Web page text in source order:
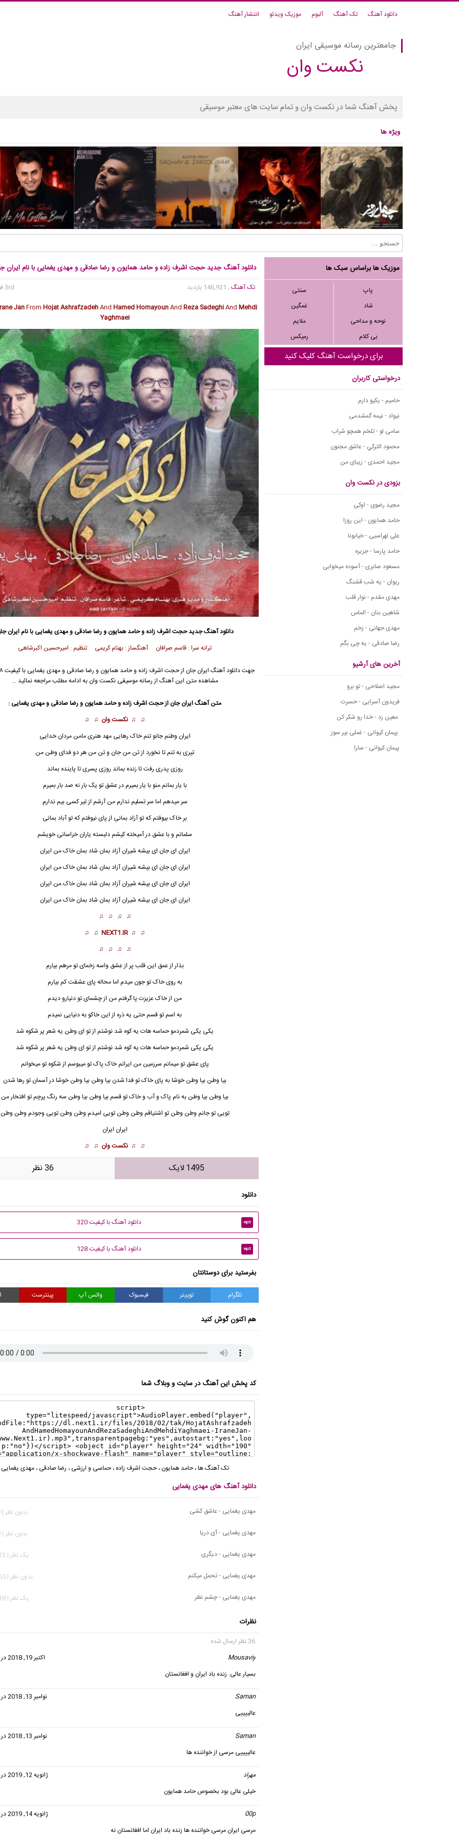
دانلود آهنگ تک آهنگ آلبوم موزیک ویدئو انتشار آهنگ
جامعترین رسانه موسیقی ایران
نکست وان
پخش آهنگ شما در نکست وان و تمام سایت های معتبر موسیقی
ویژه ها
موزیک ها براساس سبک ها
پاپ
سنتی
شاد
غمگین
نوحه و مداحی
ملایم
بی کلام
رمیکس
برای درخواست آهنگ کلیک کنید
درخواستی کاربران
حامیم - یکیو دارم
نیواد - نیمه گمشدمی
سامی لو - تلخم همچو شراب
محمود التركي - عاشق مجنون
مجید احمدی - زیبای من
بزودی در نکست وان
مجید رضوی - اوکی
حامد همایون - این روزا
علی لهراسبی - خیابونا
حامد پارسا - جزیره
مسعود صابری - آسوده میخوابی
ریوان - یه شب قشنگ
مهدی مقدم - نوار قلب
شاهین بنان - الماس
مهدی جهانی - زخم
رضا صادقی - یه چی بگم
آخرین های آرشیو
مجید اصلاحی - تو برو
فریدون آسرایی - حسرت
معین زد - خدا رو شکر کن
پیمان کیوانی - غملی بیر سوز
پیمان کیوانی - سارا
دانلود آهنگ جدید حجت اشرف زاده و حامد همایون و رضا صادقی و مهدی یغمایی با نام ایران
تک آهنگ, 146,921 بازدید
3rd فوریه 2018
JanFromHojat AshrafzadehAndHamed HomayounAndReza SadeghiAndMehdi
Yaghmaei
دانلود آهنگ جدیدحجت اشرف زاده وحامد همایون و رضا صادقی و مهدی یغمایی با نام ایران
ترانه سرا : قاسم صرافان آهنگساز : بهنام کریمی تنظیم : امیرحسین اکبرشاهی
جهت دانلود آهنگ ایران جان ازحجت اشرف زاده وحامد همایون و رضا صادقی ومهدی یغمایی
مشاهده متن این آهنگ از رسانه موسیقی نکست وان به ادامه مطلب مراجعه نمائید …
متن آهنگ ایران جان از حجت اشرف زاده وحامد همایون و رضا صادقی و مهدی یغمایی :
♫ ♫ نکست وان ♫ ♫
ایران وطنم جانو تنم خاک رهایی مهد هنری مامن مردان خدایی
تیری به تنم تا نخورد از تن من جان و تن من هر دو فدای وطن من
روزی پدری رفت تا زنده بماند روزی پسری تا پاینده بماند
با یار بمانم منو با یار بمیرم در عشق تو یک بار نه صد بار بمیرم
سر میدهم اما سر تسلیم ندارم من آرشم از تیر کسی بیم ندارم
بر خاک بیوفتم که تو آزاد بمانی از پای نیوفتم که تو آباد بمانی
سلمانم و با عشق در آمیخته کیشم دلبسته یاران خراسانی خویشم
ایران ای جان ای بیشه شیران آزاد بمان شاد بمان خاک من ایران
ایران ای جان ای بیشه شیران آزاد بمان شاد بمان خاک من ایران
ایران ای جان ای بیشه شیران آزاد بمان شاد بمان خاک من ایران
ایران ای جان ای بیشه شیران آزاد بمان شاد بمان خاک من ایران
♫ ♫ ♫ ♫
♫ ♫
NEXT1.IR
♫ ♫
♫ ♫ ♫ ♫
بذار از عمق این قلب پر از عشق واسه زخمای تو مرهم بیارم
به روی خاک تو جون میدم اما محاله پای عشقت کم بیارم
من از خاک عزیزت پا گرفتم من از چشمای تو دنیارو دیدم
به اسم تو قسم حتی یه ذره از این خاکو به دنیایی نمیدم
یکی یکی شمردمو حماسه هات یه کوه شد نوشتم از تو ای وطن یه شعر پر شکوه شد
یکی یکی شمردمو حماسه هات یه کوه شد نوشتم از تو ای وطن یه شعر پر شکوه شد
پای عشق تو میمانم سرزمین من ایرانم خاک پاک تو میبوسم از شکوه تو میخوانم
بیا وطن بیا وطن خوشا به پای خاک تو فدا شدن بیا وطن بیا وطن خوشا در آسمان تو رها شدن
بیا وطن بیا وطن به نام پاک و آب و خاک تو قسم بیا وطن بیا وطن سه رنگ پرچم تو افتخار من
تویی تو جانم وطن وطن تو اشتیاقم وطن وطن تویی امیدم وطن وطن تویی وجودم وطن وطن
ایران ایران
♫ ♫ نکست وان ♫ ♫
1495 لایک 36 نظر
دانلود
mp3 دانلود آهنگ با کیفیت 320
mp3 دانلود آهنگ با کیفیت 128
بفرستید برای دوستانتان
تلگرام توییتر فیسبوک واتس آپ پینترست
هم اکنون گوش کنید
کد پخش این آهنگ در سایت و وبلاگ شما
تک آهنگ ها،حامد همایون ،حجت اشرف زاده ،حماسی و ارزشی ، رضا صادقی ،مهدی یغمایی
دانلود آهنگ های مهدی یغمایی
مهدی یغمایی - عاشق کشی
بدون نظر | 509 بازدید
مهدی یغمایی - آی دریا
بدون نظر | 779 بازدید
مهدی یغمایی - دیگری
يک نظر | 2,123 بازدید
مهدی یغمایی - تحمل میکنم
بدون نظر | 7,565 بازدید
مهدی یغمایی - چشم نظر
يک نظر | 3,218 بازدید
نظرات
36 نظر ارسال شده
Mousaviy
اکتبر 19, 2018 در 7:37 ب.ظ
بسیار عالی. زنده باد ایران و افغانستان
Saman
نوامبر 13, 2018 در 9:17 ب.ظ
عالییییی
Saman
نوامبر 13, 2018 در 9:18 ب.ظ
عالییییی مرسی از خواننده ها
مهراد
ژانویه 12, 2019 در 4:00 ب.ظ
خیلی عالی بود بخصوص حامد همایون
00p
ژانویه 14, 2019 در 2:13 ب.ظ
مرسی ایران مرسی خواننده ها زنده باد ایران اما افغانستان نه